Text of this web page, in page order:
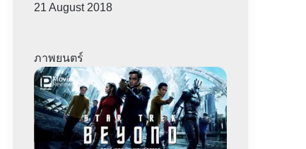
21 August 2018
ภาพยนตร์